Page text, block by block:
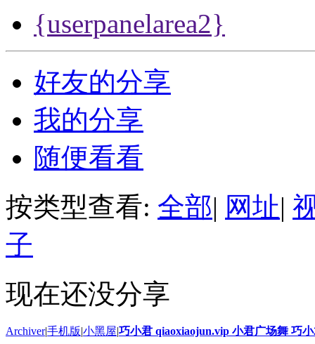
{userpanelarea2}
好友的分享
我的分享
随便看看
按类型查看: 全部| 网址|
子
现在还没分享
Archiver|手机版|小黑屋|巧小君 qiaoxiaojun.vip 小君广场舞 巧